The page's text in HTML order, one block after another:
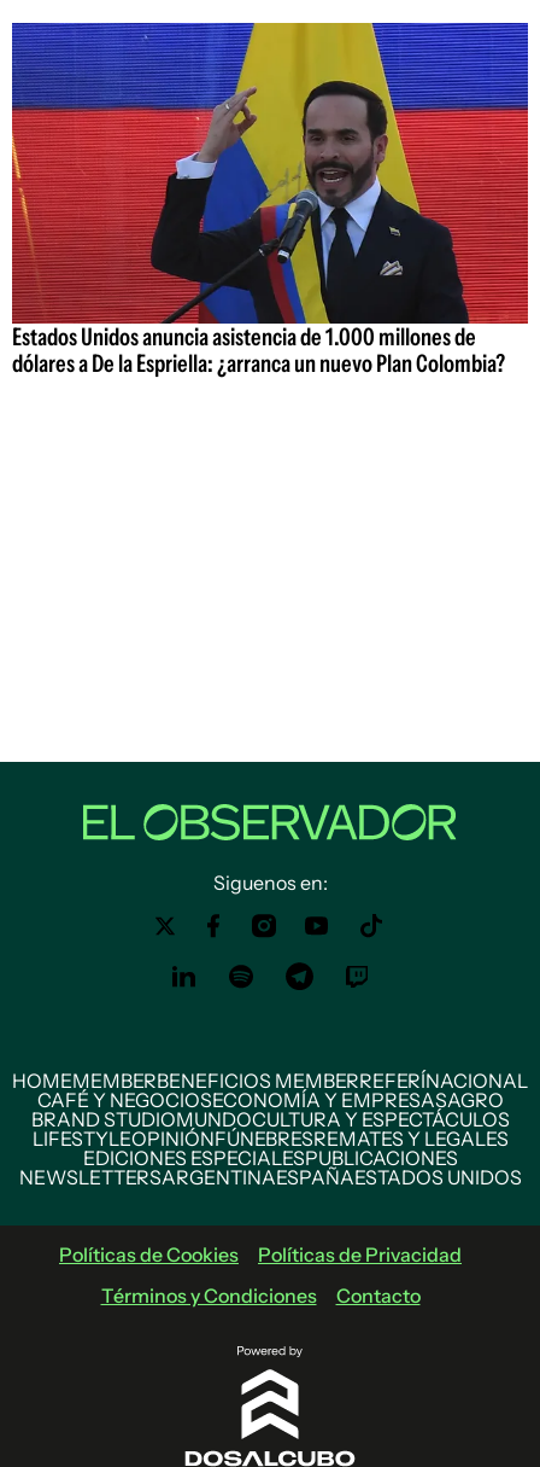
Estados Unidos anuncia asistencia de 1.000 millones de
dólares a De la Espriella: ¿arranca un nuevo Plan Colombia?
Siguenos en:
HOMEMEMBERBENEFICIOS MEMBERREFERÍNACIONAL
CAFÉ Y NEGOCIOSECONOMÍA Y EMPRESASAGRO
BRAND STUDIOMUNDOCULTURA Y ESPECTÁCULOS
LIFESTYLEOPINIÓNFÚNEBRESREMATES Y LEGALES
EDICIONES ESPECIALESPUBLICACIONES
NEWSLETTERSARGENTINAESPAÑAESTADOS UNIDOS
Políticas de Cookies
Políticas de Privacidad
Términos y Condiciones
Contacto